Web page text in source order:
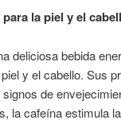
la piel y el
deliciosa bebida
y el cabello. Sus
de
la cafeína estimula